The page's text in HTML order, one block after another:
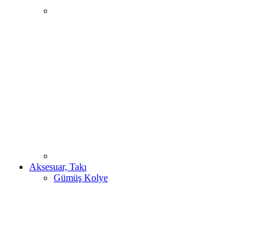
Aksesuar, Takı
Gümüş Kolye